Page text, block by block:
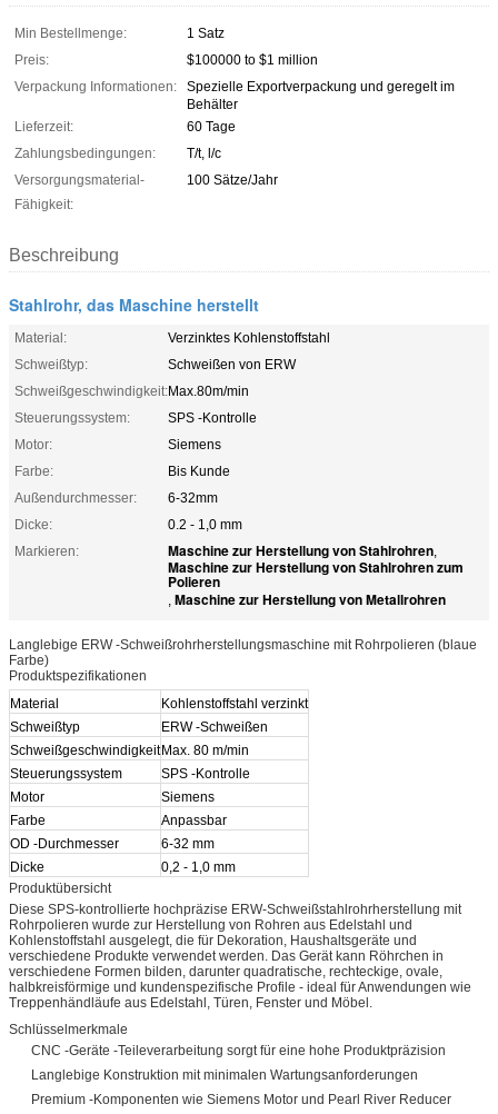
Min Bestellmenge:
1 Satz
Preis:
$100000 to $1 million
Verpackung Informationen:
Spezielle Exportverpackung und geregelt im
Behälter
Lieferzeit:
60 Tage
Zahlungsbedingungen:
T/t, l/c
Versorgungsmaterial-
Fähigkeit:
100 Sätze/Jahr
Beschreibung
Stahlrohr, das Maschine herstellt
Material:
Verzinktes Kohlenstoffstahl
Schweißtyp:
Schweißen von ERW
Schweißgeschwindigkeit:Max.80m/min
Steuerungssystem:
SPS -Kontrolle
Motor:
Siemens
Farbe:
Bis Kunde
Außendurchmesser:
6-32mm
Dicke:
0.2 - 1,0 mm
Markieren:
Maschine zur Herstellung von Stahlrohren,
Maschine zur Herstellung von Stahlrohren zum
Polieren
, Maschine zur Herstellung von Metallrohren
Langlebige ERW -Schweißrohrherstellungsmaschine mit Rohrpolieren (blaue
Farbe)
Produktspezifikationen
Material
Kohlenstoffstahl verzinkt
Schweißtyp
ERW -Schweißen
SchweißgeschwindigkeitMax. 80 m/min
Steuerungssystem
SPS -Kontrolle
Motor
Siemens
Farbe
Anpassbar
OD -Durchmesser
6-32 mm
Dicke
0,2 - 1,0 mm
Produktübersicht
Diese SPS-kontrollierte hochpräzise ERW-Schweißstahlrohrherstellung mit
Rohrpolieren wurde zur Herstellung von Rohren aus Edelstahl und
Kohlenstoffstahl ausgelegt, die für Dekoration, Haushaltsgeräte und
verschiedene Produkte verwendet werden. Das Gerät kann Röhrchen in
verschiedene Formen bilden, darunter quadratische, rechteckige, ovale,
halbkreisförmige und kundenspezifische Profile - ideal für Anwendungen wie
Treppenhändläufe aus Edelstahl, Türen, Fenster und Möbel.
Schlüsselmerkmale
CNC -Geräte -Teileverarbeitung sorgt für eine hohe Produktpräzision
Langlebige Konstruktion mit minimalen Wartungsanforderungen
Premium -Komponenten wie Siemens Motor und Pearl River Reducer